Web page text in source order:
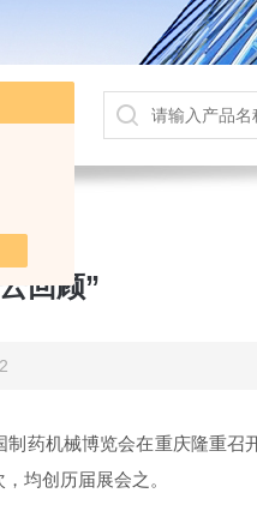
回顾”
药机械博览会在重庆隆重召
均创历届展会之。